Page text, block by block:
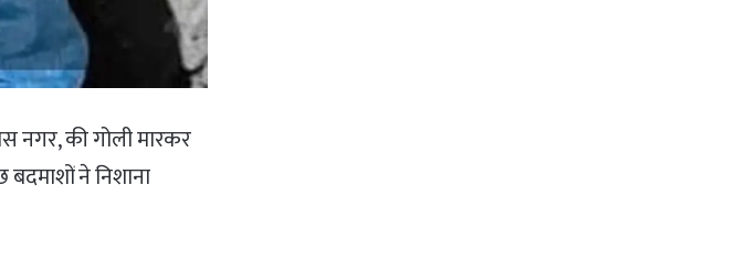
नगर, की गोली मारकर
ने निशाना